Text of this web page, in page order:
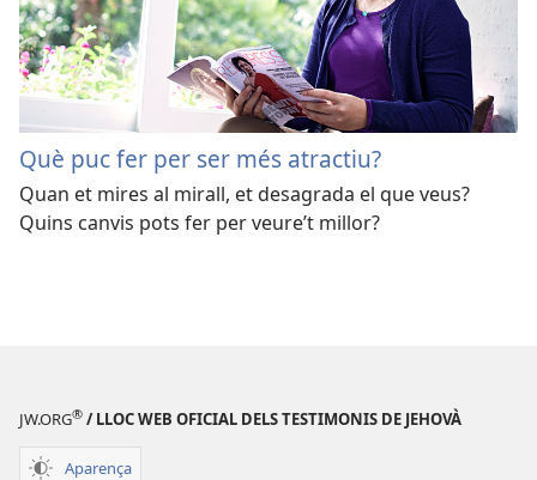
Què puc fer per ser més atractiu?
Quan et mires al mirall, et desagrada el que veus?
Quins canvis pots fer per veure’t millor?
JW.ORG® / LLOC WEB OFICIAL DELS TESTIMONIS DE JEHOVÀ
Aparença